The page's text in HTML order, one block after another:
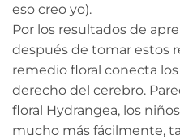
eso creo yo).
Por los resultados de
después de tomar estos
remedio floral conecta
derecho del cerebro.
floral Hydrangea, los
mucho más fácilmente,